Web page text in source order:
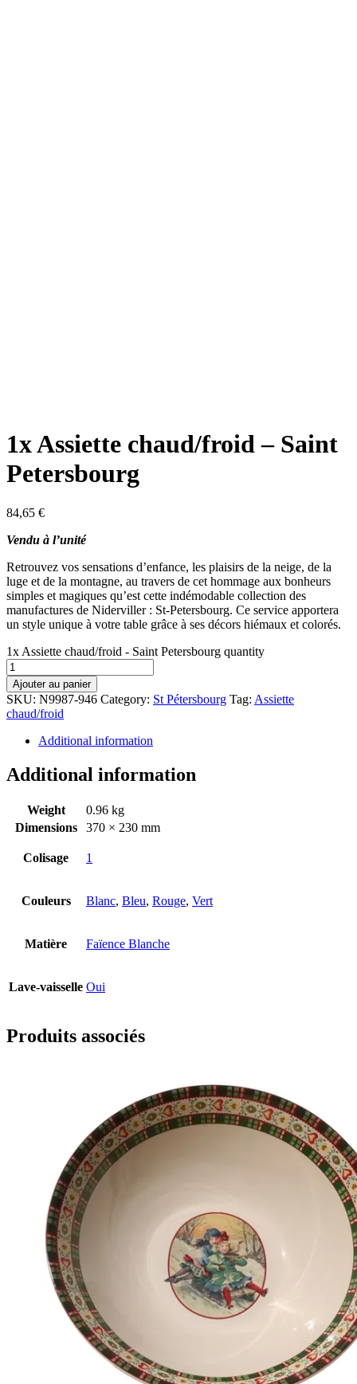
1x Assiette chaud/froid – Saint
Petersbourg
84,65 €
Vendu à l’unité
Retrouvez vos sensations d’enfance, les plaisirs de la neige, de la
luge et de la montagne, au travers de cet hommage aux bonheurs
simples et magiques qu’est cette indémodable collection des
manufactures de Niderviller : St-Petersbourg. Ce service apportera
un style unique à votre table grâce à ses décors hiémaux et colorés.
1x Assiette chaud/froid - Saint Petersbourg quantity
Ajouter au panier
SKU: N9987-946 Category: St Pétersbourg Tag: Assiette
chaud/froid
Additional information
Additional information
Weight
0.96 kg
Dimensions
370 × 230 mm
Colisage 1
Couleurs Blanc, Bleu, Rouge, Vert
Matière Faïence Blanche
Lave-vaisselle Oui
Produits associés